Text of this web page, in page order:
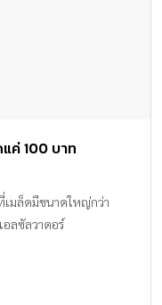
ค่ 100 บาท
มล็ดมีขนาดใหญ่กว่า
ลซัลวาดอร์